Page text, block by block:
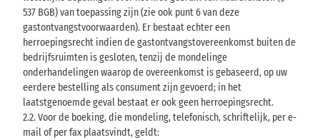
537 BGB) van toepassing zijn (zie ook punt 6 van deze
gastontvangstvoorwaarden). Er bestaat echter een
herroepingsrecht indien de gastontvangstovereenkomst buiten de
bedrijfsruimten is gesloten, tenzij de mondelinge
onderhandelingen waarop de overeenkomst is gebaseerd, op uw
eerdere bestelling als consument zijn gevoerd; in het
laatstgenoemde geval bestaat er ook geen herroepingsrecht.
2.2. Voor de boeking, die mondeling, telefonisch, schriftelijk, per e-
mail of per fax plaatsvindt, geldt: